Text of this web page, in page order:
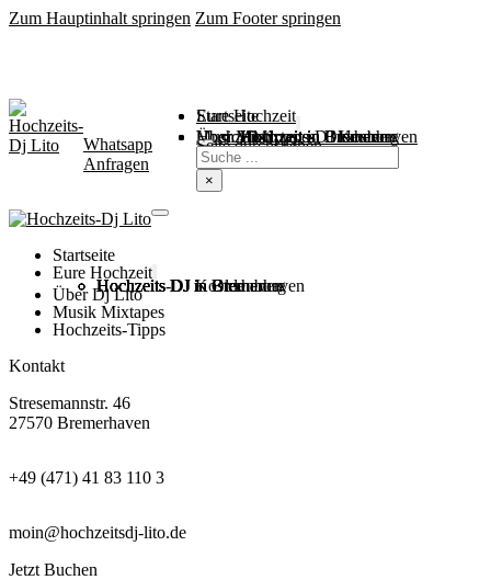
Zum Hauptinhalt springen Zum Footer springen
Startseite
Eure Hochzeit
Hochzeit in Bremen
Hochzeit in Bremerhaven
Hochzeit in Cuxhaven
Hochzeit in Oldenburg
Hochzeits-DJ Kosten
Über Mich
Music / Mixtapes
Hochzeitstipps
Seite durchsuchen
Suchen
×
Whatsapp
Anfragen
Startseite
Eure Hochzeit
Hochzeits DJ in Bremen
Hochzeits DJ in Bremerhaven
Hochzeits DJ in Cuxhaven
Hochzeits DJ in Oldenburg
Hochzeits-DJ Kosten
Über Dj Lito
Musik Mixtapes
Hochzeits-Tipps
Kontakt
Stresemannstr. 46
27570 Bremerhaven
+49 (471) 41 83 110 3
moin@hochzeitsdj-lito.de
Jetzt Buchen